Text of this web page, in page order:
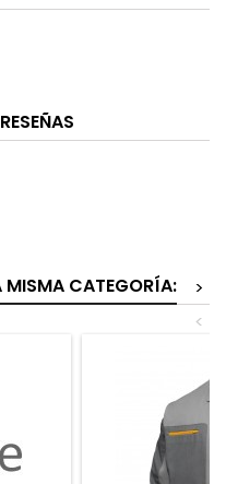
RESEÑAS
MISMA CATEGORÍA:
>
<